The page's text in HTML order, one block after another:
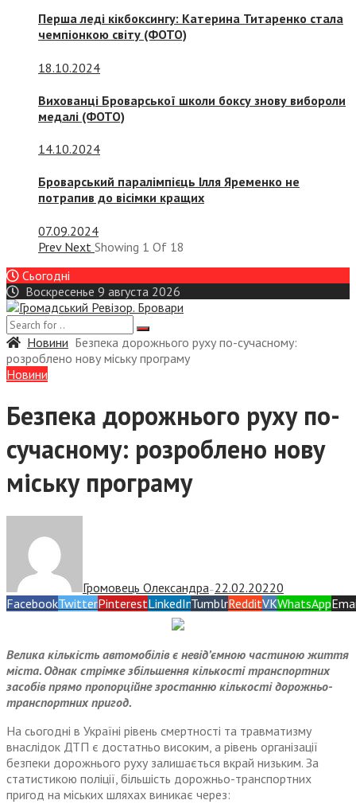
Перша леді кікбоксингу: Катерина Титаренко стала
чемпіонкою світу (ФОТО)
18.10.2024
Вихованці Броварської школи боксу знову вибороли
медалі (ФОТО)
14.10.2024
Броварський паралімпієць Ілля Яременко не
потрапив до вісімки кращих
07.09.2024
Prev Next Showing 1 Of 18
Сьогодні
Воскресенье 9 августа 2026
Новини Безпека дорожнього руху по-сучасному:
розроблено нову міську програму
Новини
Безпека дорожнього руху по-
сучасному: розроблено нову
міську програму
Громовець Олександра— 22.02.20220
FacebookTwitterPinterestLinkedInTumblrRedditVKWhatsApp
Велика кількість автомобілів є невід’ємною частиною життя
міста. Однак стрімке збільшення кількості транспортних
засобів прямо пропорційне зростанню кількості дорожньо-
транспортних пригод.
На сьогодні в Україні рівень смертності та травматизму
внаслідок ДТП є достатньо високим, а рівень організації
безпеки дорожнього руху залишається вкрай низьким. За
статистикою поліції, більшість дорожньо-транспортних
пригод на міських шляхах виникає через: